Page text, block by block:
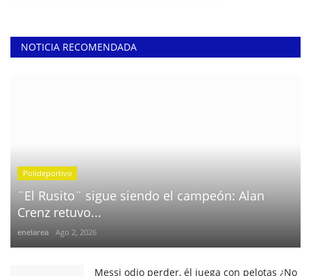
NOTICIA RECOMENDADA
Polideportivo
¨El Rusito¨ sigue siendo el campeón: Alan
Crenz retuvo...
enelarea Ago 2, 2026
Messi odio perder, él juega con pelotas ¿No